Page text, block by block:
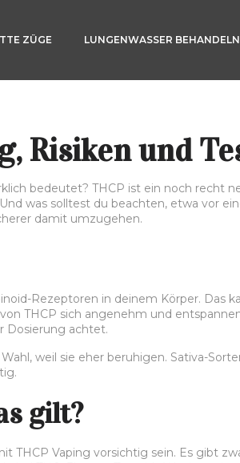
ZÜGE LUNGENWASSER BEHANDELN
Risiken und
bedeutet? THCP ist ein noch recht
was solltest du beachten, etwa vor
damit umzugehen.
Rezeptoren in deinem Körper. Das
THCP sich angenehm und
Dosierung achtet.
weil sie eher beruhigen. Sativa-
gilt?
Vaping vorsichtig sein. Es gibt